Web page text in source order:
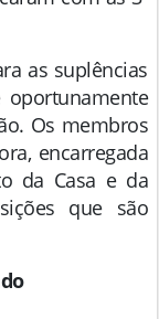
as suplências
oportunamente
Os membros
encarregada
da Casa e da
que são